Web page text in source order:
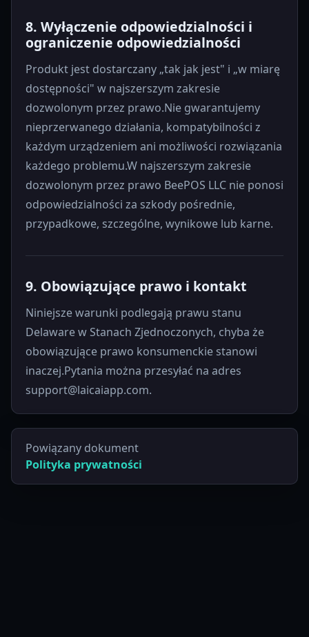
8. Wyłączenie odpowiedzialności i
ograniczenie odpowiedzialności
Produkt jest dostarczany „tak jak jest" i „w miarę
dostępności" w najszerszym zakresie
dozwolonym przez prawo.Nie gwarantujemy
nieprzerwanego działania, kompatybilności z
każdym urządzeniem ani możliwości rozwiązania
każdego problemu.W najszerszym zakresie
dozwolonym przez prawo BeePOS LLC nie ponosi
odpowiedzialności za szkody pośrednie,
przypadkowe, szczególne, wynikowe lub karne.
9. Obowiązujące prawo i kontakt
Niniejsze warunki podlegają prawu stanu
Delaware w Stanach Zjednoczonych, chyba że
obowiązujące prawo konsumenckie stanowi
inaczej.Pytania można przesyłać na adres
support@laicaiapp.com.
Powiązany dokument
Polityka prywatności